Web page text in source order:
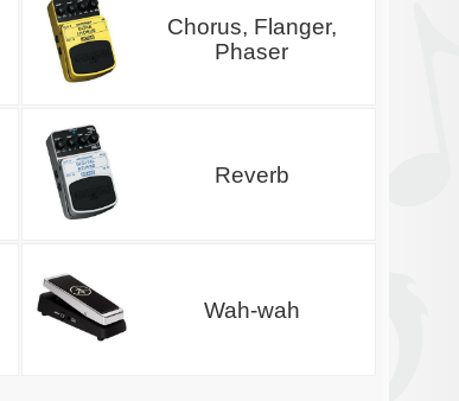
Chorus, Flanger,
Phaser
Reverb
Wah-wah